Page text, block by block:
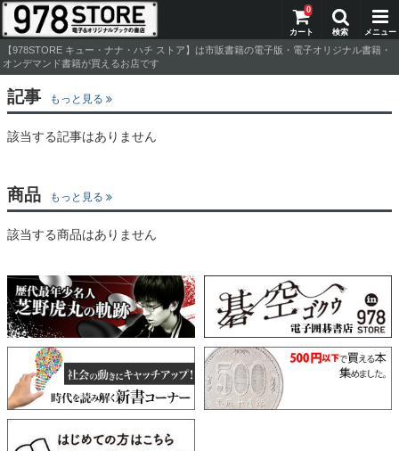
0
【978STORE キュー・ナナ・ハチ ストア】は市販書籍の電子版・電子オリジナル書籍・
オンデマンド書籍が買えるお店です
記事 もっと見る
該当する記事はありません
商品 もっと見る
該当する商品はありません